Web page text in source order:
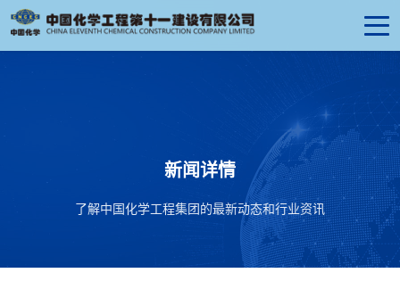
新闻详情
了解中国化学工程集团的最新动态和行业资讯